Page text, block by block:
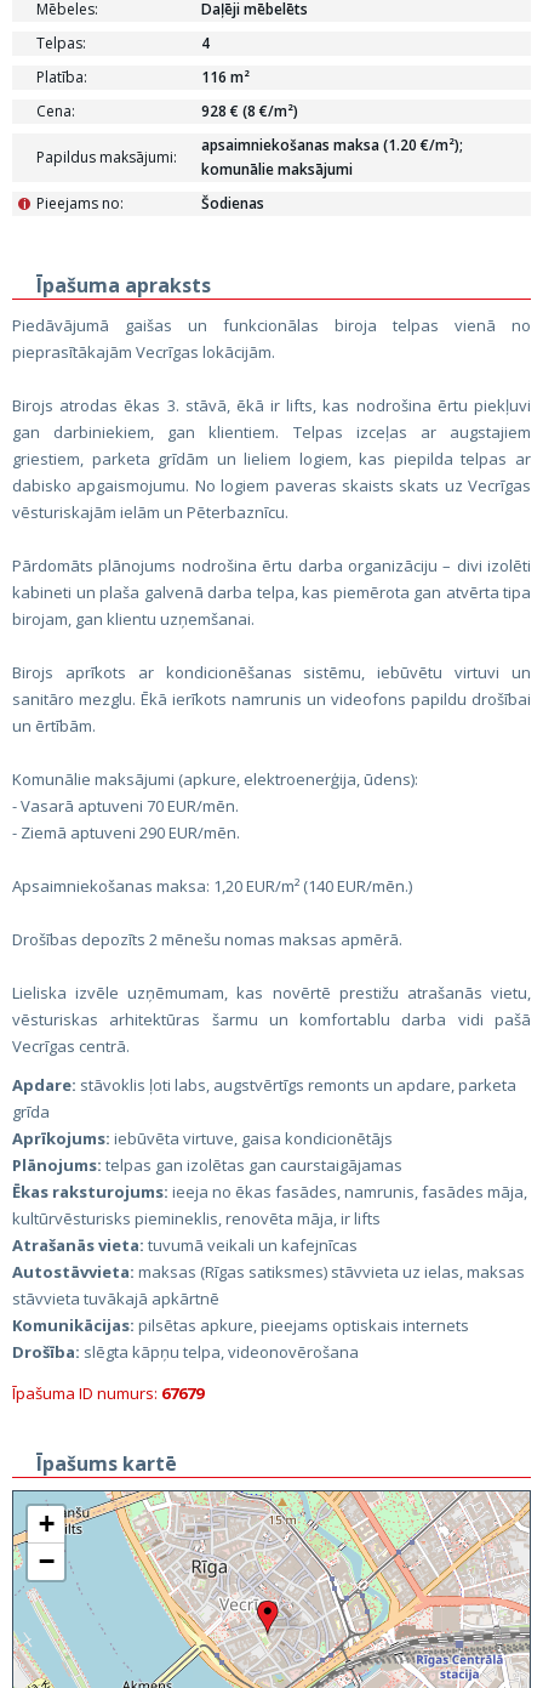
Mēbeles:
Daļēji mēbelēts
Telpas:
4
Platība:
116 m²
Cena:
928 € (8 €/m²)
Papildus maksājumi:
apsaimniekošanas maksa (1.20 €/m²);
komunālie maksājumi
Pieejams no:
i Šodienas
Īpašuma apraksts
Piedāvājumā gaišas un funkcionālas biroja telpas vienā no
pieprasītākajām Vecrīgas lokācijām.
Birojs atrodas ēkas 3. stāvā, ēkā ir lifts, kas nodrošina ērtu piekļuvi
gan darbiniekiem, gan klientiem. Telpas izceļas ar augstajiem
griestiem, parketa grīdām un lieliem logiem, kas piepilda telpas ar
dabisko apgaismojumu. No logiem paveras skaists skats uz Vecrīgas
vēsturiskajām ielām un Pēterbaznīcu.
Pārdomāts plānojums nodrošina ērtu darba organizāciju – divi izolēti
kabineti un plaša galvenā darba telpa, kas piemērota gan atvērta tipa
birojam, gan klientu uzņemšanai.
Birojs aprīkots ar kondicionēšanas sistēmu, iebūvētu virtuvi un
sanitāro mezglu. Ēkā ierīkots namrunis un videofons papildu drošībai
un ērtībām.
Komunālie maksājumi (apkure, elektroenerģija, ūdens):
- Vasarā aptuveni 70 EUR/mēn.
- Ziemā aptuveni 290 EUR/mēn.
Apsaimniekošanas maksa: 1,20 EUR/m² (140 EUR/mēn.)
Drošības depozīts 2 mēnešu nomas maksas apmērā.
Lieliska izvēle uzņēmumam, kas novērtē prestižu atrašanās vietu,
vēsturiskas arhitektūras šarmu un komfortablu darba vidi pašā
Vecrīgas centrā.
Apdare: stāvoklis ļoti labs, augstvērtīgs remonts un apdare, parketa
grīda
Aprīkojums: iebūvēta virtuve, gaisa kondicionētājs
Plānojums: telpas gan izolētas gan caurstaigājamas
Ēkas raksturojums: ieeja no ēkas fasādes, namrunis, fasādes māja,
kultūrvēsturisks piemineklis, renovēta māja, ir lifts
Atrašanās vieta: tuvumā veikali un kafejnīcas
Autostāvvieta: maksas (Rīgas satiksmes) stāvvieta uz ielas, maksas
stāvvieta tuvākajā apkārtnē
Komunikācijas: pilsētas apkure, pieejams optiskais internets
Drošība: slēgta kāpņu telpa, videonovērošana
Īpašuma ID numurs: 67679
Īpašums kartē
+
−